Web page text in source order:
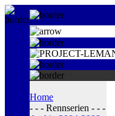
Home
- - - Rennserien - - -